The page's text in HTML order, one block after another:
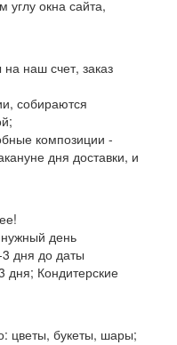
углу окна сайта,
наш счет, заказ
собираются
композиции -
дня доставки, и
день
дня до даты
дня; Кондитерские
цветы, букеты, шары;